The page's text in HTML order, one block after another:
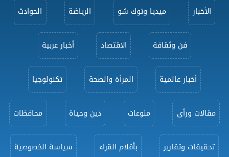
الأخبار ميديا وتوك شو الرياضة الحوادث
فن وثقافة الاقتصاد أخبار عربية
أخبار عالمية المرأة والصحة تكنولوجيا
مقالات ورأى منوعات دين وحياة محافظات
تحقيقات وتقارير بأقلام القراء سياسة الخصوصية